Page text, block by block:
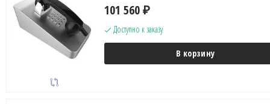
101 560 ₽
Доступно к заказу
В корзину